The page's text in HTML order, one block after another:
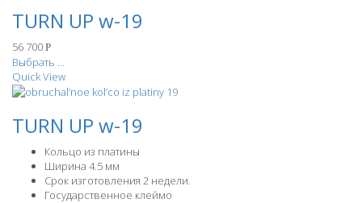
TURN UP w-19
56 700 Р
Выбрать ...
Quick View
TURN UP w-19
Кольцо из платины
Ширина 4.5 мм
Срок изготовления 2 недели.
Государственное клеймо